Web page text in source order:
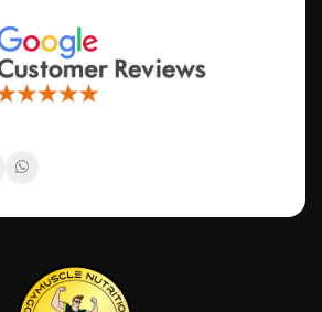
avere un partner affidabile, pronto a
obiettivi e al tuo livello di allenamento.
Body Muscle
offerte esclusive
tutta Italia
clienti sempre disponibile